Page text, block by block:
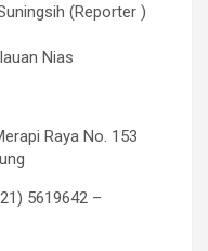
(Reporter )
Nias
Raya No. 153
–